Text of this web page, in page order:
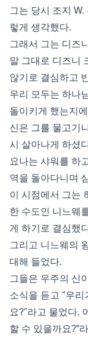
그는 당시 조지
렇게 생각했다.
그래서 그는 디즈
말 그대로 디즈니
않기로 결심하고
우리 모두는 하나
돌이키게 했는지
신은 그를 물고기
시 살아나게 하셨
요나는 샤워를 하
역을 돌아다니며
이 시점에서 그는
한 수도인 니느웨
게 하기로 결심했
그리고 니느웨의
대해 들었다.
그들은 우주의 신
소식을 듣고 “우
요?”라고 물었다.
할 수 있을까요?"